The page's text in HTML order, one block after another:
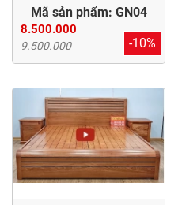
Mã sản phẩm: GN04
8.500.000
9.500.000 -10%